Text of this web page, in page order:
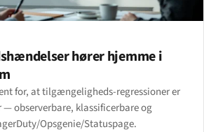
hører hjemme i
for, at tilgængeligheds-regressioner er
— observerbare, klassificerbare og
Opsgenie/Statuspage.